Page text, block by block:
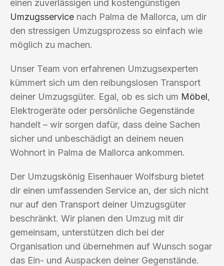
einen zuverlässigen und kostengünstigen
Umzugsservice nach Palma de Mallorca, um dir
den stressigen Umzugsprozess so einfach wie
möglich zu machen.
Unser Team von erfahrenen Umzugsexperten
kümmert sich um den reibungslosen Transport
deiner Umzugsgüter. Egal, ob es sich um Möbel,
Elektrogeräte oder persönliche Gegenstände
handelt – wir sorgen dafür, dass deine Sachen
sicher und unbeschädigt an deinem neuen
Wohnort in Palma de Mallorca ankommen.
Der Umzugskönig Eisenhauer Wolfsburg bietet
dir einen umfassenden Service an, der sich nicht
nur auf den Transport deiner Umzugsgüter
beschränkt. Wir planen den Umzug mit dir
gemeinsam, unterstützen dich bei der
Organisation und übernehmen auf Wunsch sogar
das Ein- und Auspacken deiner Gegenstände.